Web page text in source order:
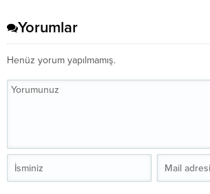
Karşılaştırma
Yorumlar
Henüz yorum yapılmamış.